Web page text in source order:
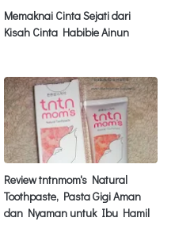
Memaknai Cinta Sejati dari
Kisah Cinta Habibie Ainun
Review tntnmom's Natural
Toothpaste, Pasta Gigi Aman
dan Nyaman untuk Ibu Hamil